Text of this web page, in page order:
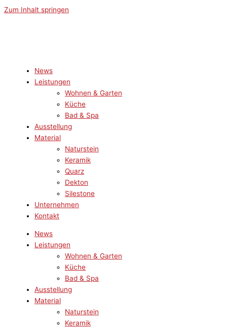
Zum Inhalt springen
News
Leistungen
Wohnen & Garten
Küche
Bad & Spa
Ausstellung
Material
Naturstein
Keramik
Quarz
Dekton
Silestone
Unternehmen
Kontakt
News
Leistungen
Wohnen & Garten
Küche
Bad & Spa
Ausstellung
Material
Naturstein
Keramik